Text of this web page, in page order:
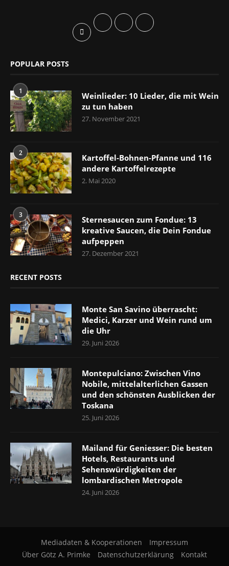
POPULAR POSTS
1
Weinlieder: 10 Lieder, die mit Wein
zu tun haben
27. November 2021
2
Kartoffel-Bohnen-Pfanne und 116
andere Kartoffelrezepte
2. Mai 2020
3
Sternesaucen zum Fondue: 13
kreative Saucen, die Dein Fondue
aufpeppen
27. Dezember 2021
RECENT POSTS
Monte San Savino überrascht:
Medici, Karzer und Wein rund um
die Uhr
29. Juni 2026
Montepulciano: Zwischen Vino
Nobile, mittelalterlichen Gassen
und den schönsten Ausblicken der
Toskana
25. Juni 2026
Mailand für Geniesser: Die besten
Hotels, Restaurants und
Sehenswürdigkeiten der
lombardischen Metropole
24. Juni 2026
Mediadaten & Kooperationen
Impressum
Über Götz A. Primke
Datenschutzerklärung Kontakt